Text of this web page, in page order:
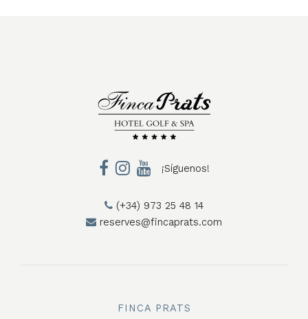
¡Síguenos!
(+34) 973 25 48 14
reserves@fincaprats.com
FINCA PRATS